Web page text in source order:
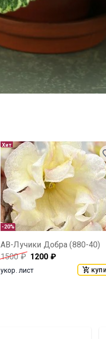
-20%
Хит
АВ-Лучики Добра (880-40)
1500₽ 1200 ₽
укор. лист